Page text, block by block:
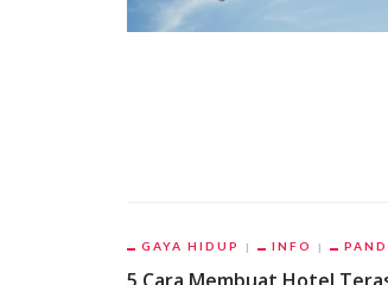
GAYA HIDUP INFO